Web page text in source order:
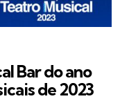
Bar do ano
de 2023